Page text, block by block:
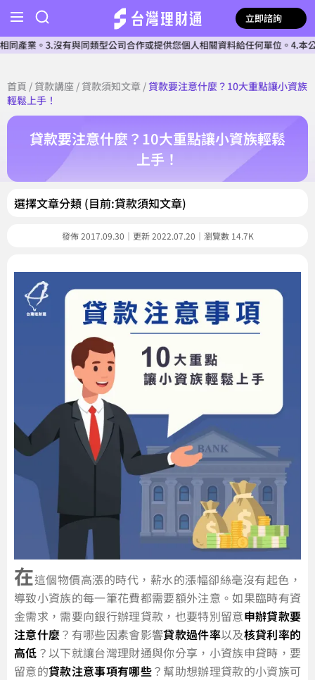
立即諮詢
有與同類型公司合作或提供您個人相關資料給任何單位。4.本公司確認
首頁 / 貸款講座 / 貸款須知文章 /貸款要注意什麼？10大重點讓小資族
輕鬆上手！
貸款要注意什麼？10大重點讓小資族輕鬆
上手！
選擇文章分類 (目前:貸款須知文章)
發佈 2017.09.30｜更新 2022.07.20｜瀏覽數 14.7K
在這個物價高漲的時代，薪水的漲幅卻絲毫沒有起色，
導致小資族的每一筆花費都需要額外注意。如果臨時有資
金需求，需要向銀行辦理貸款，也要特別留意申辦貸款要
注意什麼？有哪些因素會影響貸款過件率以及核貸利率的
高低 ？以下就讓台灣理財通與你分享，小資族申貸時，要
留意的貸款注意事項有哪些？幫助想辦理貸款的小資族可